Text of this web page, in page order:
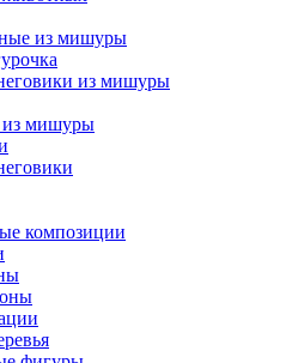
из мишуры
из мишуры
из мишуры
композиции